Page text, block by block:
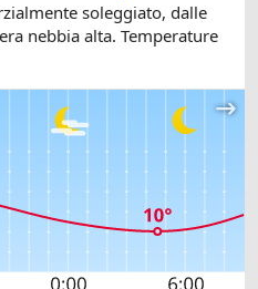
soleggiato, dalle
nebbia alta. Temperature